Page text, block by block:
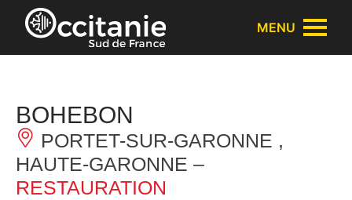
Panneau de gestion des cookies
MENU
BOHEBON
PORTET-SUR-GARONNE ,
HAUTE-GARONNE –
RESTAURATION